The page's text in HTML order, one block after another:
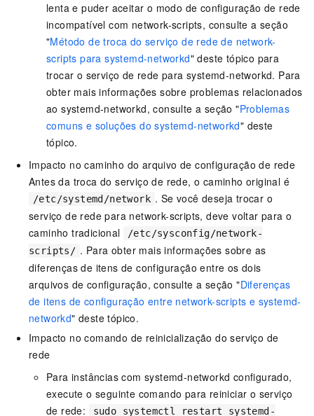
lenta e puder aceitar o modo de configuração de rede
incompatível com network-scripts, consulte a seção
"Método de troca do serviço de rede de network-
scripts para systemd-networkd" deste tópico para
trocar o serviço de rede para systemd-networkd. Para
obter mais informações sobre problemas relacionados
ao systemd-networkd, consulte a seção "Problemas
comuns e soluções do systemd-networkd" deste
tópico.
Impacto no caminho do arquivo de configuração de rede
Antes da troca do serviço de rede, o caminho original é
/etc/systemd/network . Se você deseja trocar o
serviço de rede para network-scripts, deve voltar para o
caminho tradicional
/etc/sysconfig/network-
scripts/ . Para obter mais informações sobre as
diferenças de itens de configuração entre os dois
arquivos de configuração, consulte a seção "Diferenças
de itens de configuração entre network-scripts e systemd-
networkd" deste tópico.
Impacto no comando de reinicialização do serviço de
rede
Para instâncias com systemd-networkd configurado,
execute o seguinte comando para reiniciar o serviço
de rede:
sudo systemctl restart systemd-